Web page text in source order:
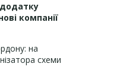
компанії
на
схеми